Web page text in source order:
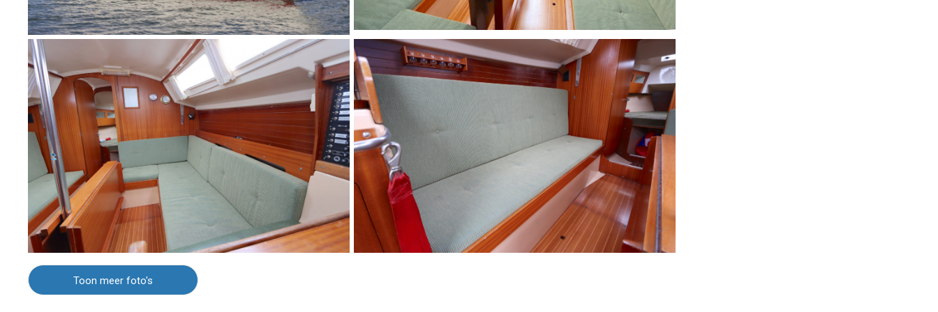
Toon meer foto's